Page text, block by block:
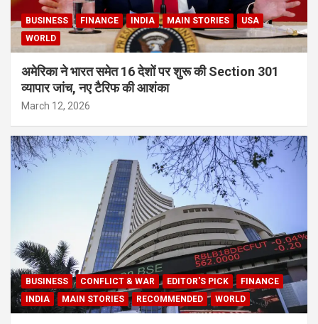
BUSINESS FINANCE INDIA MAIN STORIES
USA
WORLD
अमेरिका ने भारत समेत 16 देशों पर शुरू की Section 301
व्यापार जांच, नए टैरिफ की आशंका
March 12, 2026
BUSINESS CONFLICT & WAR EDITOR'S PICK
FINANCE
INDIA
MAIN STORIES RECOMMENDED WORLD